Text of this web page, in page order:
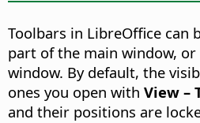
Toolbars in LibreOffice can
part of the main window,
window. By default, the
ones you open with View –
and their positions are